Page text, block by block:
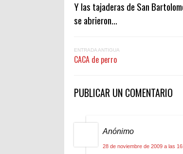
Y las tajaderas de San
se abrieron...
ENTRADA ANTIGUA
CACA de perro
PUBLICAR UN COMENTARIO
Anónimo
28 de noviembre de 2009 a las